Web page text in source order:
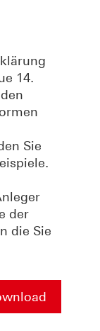
14.
Sie
der
die Sie